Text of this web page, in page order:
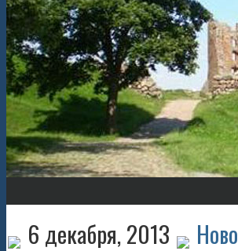
6 декабря, 2013